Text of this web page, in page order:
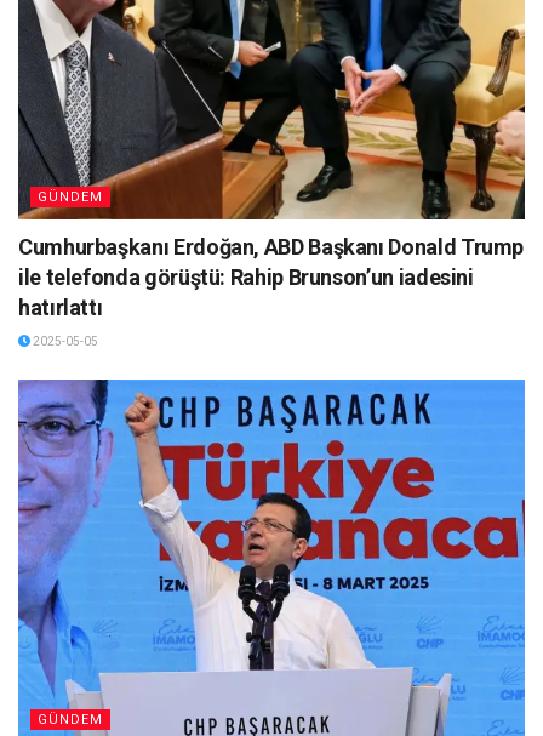
GÜNDEM
Cumhurbaşkanı Erdoğan, ABD Başkanı Donald Trump
ile telefonda görüştü: Rahip Brunson’un iadesini
hatırlattı
2025-05-05
GÜNDEM